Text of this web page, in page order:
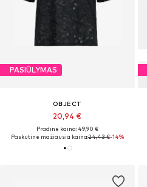
PASIŪLYMAS
OBJECT
20,94 €
Pradinė kaina: 49,90 €
Paskutinė mažiausia kaina:24,43 €-14%